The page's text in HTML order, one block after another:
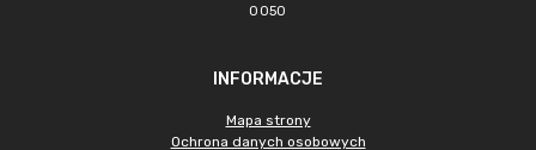
0050
INFORMACJE
Mapa strony
Ochrona danych osobowych